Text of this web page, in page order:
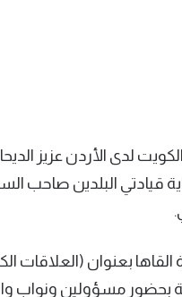
لدى الأردن عزيز
قيادتي البلدين صاحب
بعنوان (العلاقات